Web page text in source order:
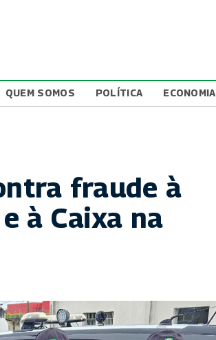
QUEM SOMOS POLÍTICA ECONOMIA
fraude à
à Caixa na